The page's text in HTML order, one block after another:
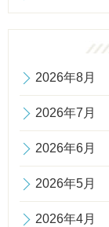
2026年8月
2026年7月
2026年6月
2026年5月
2026年4月